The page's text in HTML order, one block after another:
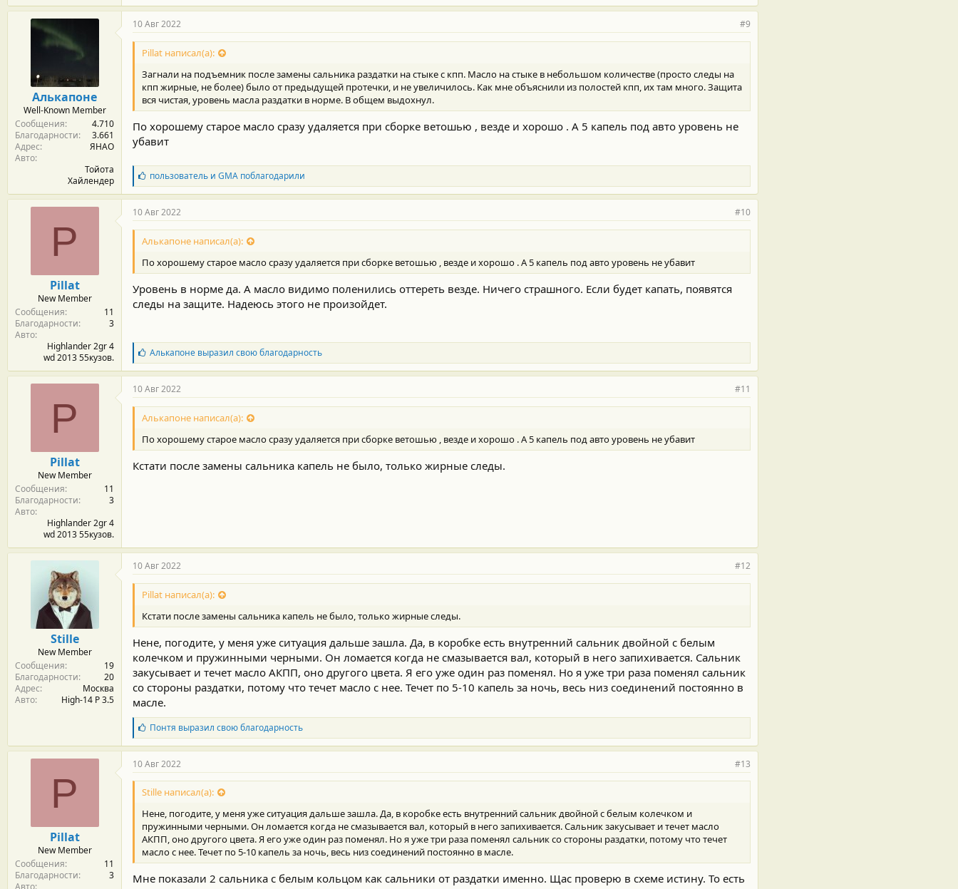
Алькапоне
Well-Known Member
Сообщения
4.710
Благодарности
3.661
Адрес
ЯНАО
Авто
Тойота
Хайлендер
10 Авг 2022 #9
Pillat написал(а):
Загнали на подъемник после замены сальника раздатки на стыке с кпп. Масло на стыке в небольшом количестве (просто следы на
кпп жирные, не более) было от предыдущей протечки, и не увеличилось. Как мне объяснили из полостей кпп, их там много. Защита
вся чистая, уровень масла раздатки в норме. В общем выдохнул.
По хорошему старое масло сразу удаляется при сборке ветошью , везде и хорошо . А 5 капель под авто уровень не
убавит
Б
л
а
г
о
д
а
н
о
с
т
и
пользовательи GMAпоблагодарили
P
Pillat
New Member
Сообщения
11
Благодарности
3
Авто
Highlander 2gr 4
wd 2013 55кузов.
10 Авг 2022 #10
Алькапоне написал(а):
По хорошему старое масло сразу удаляется при сборке ветошью , везде и хорошо . А 5 капель под авто уровень не убавит
Уровень в норме да. А масло видимо поленились оттереть везде. Ничего страшного. Если будет капать, появятся
следы на защите. Надеюсь этого не произойдет.
Б
л
а
г
о
д
а
н
о
с
Алькапоневыразил свою благодарность
P
Pillat
New Member
Сообщения
11
Благодарности
3
Авто
Highlander 2gr 4
wd 2013 55кузов.
10 Авг 2022 #11
Алькапоне написал(а):
По хорошему старое масло сразу удаляется при сборке ветошью , везде и хорошо . А 5 капель под авто уровень не убавит
Кстати после замены сальника капель не было, только жирные следы.
Stille
New Member
Сообщения
19
Благодарности
20
Адрес
Москва
Авто
High-14 P 3.5
10 Авг 2022 #12
Pillat написал(а):
Кстати после замены сальника капель не было, только жирные следы.
Нене, погодите, у меня уже ситуация дальше зашла. Да, в коробке есть внутренний сальник двойной с белым
колечком и пружинными черными. Он ломается когда не смазывается вал, который в него запихивается. Сальник
закусывает и течет масло АКПП, оно другого цвета. Я его уже один раз поменял. Но я уже три раза поменял сальник
со стороны раздатки, потому что течет масло с нее. Течет по 5-10 капель за ночь, весь низ соединений постоянно в
масле.
Б
л
а
г
о
д
а
н
о
с
т
и
:
Понтя выразил свою благодарность
P
Pillat
New Member
Сообщения
11
Благодарности
3
Авто
10 Авг 2022 #13
Stille написал(а):
Нене, погодите, у меня уже ситуация дальше зашла. Да, в коробке есть внутренний сальник двойной с белым колечком и
пружинными черными. Он ломается когда не смазывается вал, который в него запихивается. Сальник закусывает и течет масло
АКПП, оно другого цвета. Я его уже один раз поменял. Но я уже три раза поменял сальник со стороны раздатки, потому что течет
масло с нее. Течет по 5-10 капель за ночь, весь низ соединений постоянно в масле.
Мне показали 2 сальника с белым кольцом как сальники от раздатки именно. Щас проверю в схеме истину. То есть